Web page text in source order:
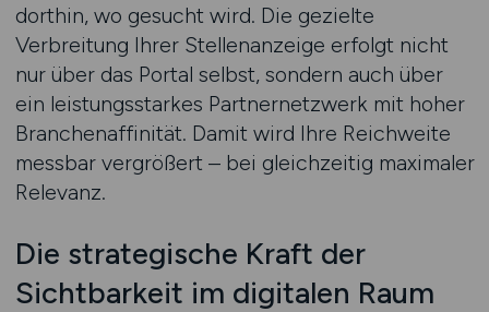
dorthin, wo gesucht wird. Die gezielte
Verbreitung Ihrer Stellenanzeige erfolgt nicht
nur über das Portal selbst, sondern auch über
ein leistungsstarkes Partnernetzwerk mit hoher
Branchenaffinität. Damit wird Ihre Reichweite
messbar vergrößert – bei gleichzeitig maximaler
Relevanz.
Die strategische Kraft der
Sichtbarkeit im digitalen Raum